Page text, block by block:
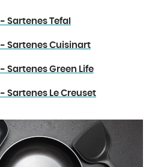
- Sartenes Tefal
- Sartenes Cuisinart
- Sartenes Green Life
- Sartenes Le Creuset